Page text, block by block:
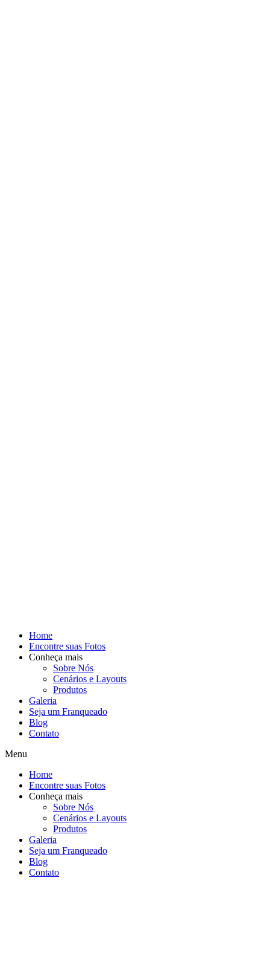
Home
Encontre suas Fotos
Conheça mais
Sobre Nós
Cenários e Layouts
Produtos
Galeria
Seja um Franqueado
Blog
Contato
Menu
Home
Encontre suas Fotos
Conheça mais
Sobre Nós
Cenários e Layouts
Produtos
Galeria
Seja um Franqueado
Blog
Contato